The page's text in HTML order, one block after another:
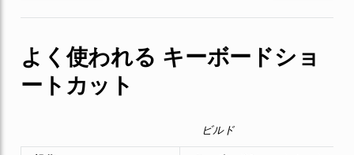
よく使われる キーボードショ
ートカット
ビルド